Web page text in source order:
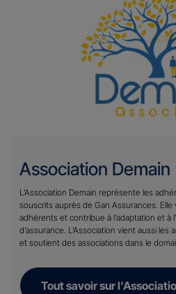
Association Demain
L’Association Demain représente les
souscrits auprès de Gan Assurances.
adhérents et contribue à l’adaptation et à
d’assurance. L’Association vient aussi
et soutient des associations dans le
Tout savoir sur